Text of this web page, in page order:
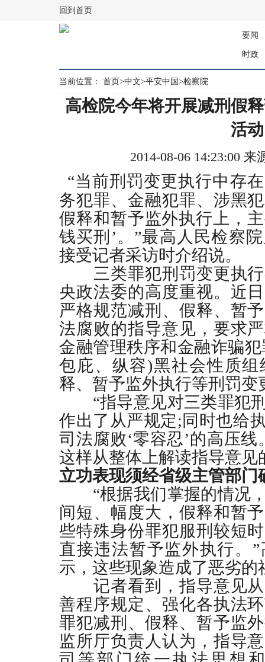
回到首页
要闻
时政
当前位置： 首页>中文>平安中国 >检察院
高检院今年将开展减刑假
活动
2014-08-06 14:23:00
“当前刑罚变更执行中存
务犯罪、金融犯罪、涉黑
假释和暂予监外执行上，
钱买刑 ’。”最高人民检察
接受记者采访时介绍说。
三类罪犯刑罚变更执行
央政法委的高度重视。近
严格规范减刑、假释、暂
法腐败的指导意见，要求
金融管理秩序和金融诈骗
包庇、纵容)黑社会性质
释、暂予监外执行等刑罚
“指导意见对三类罪犯刑
作出了从严规定;同时也给
司法腐败‘零容忍’的高压线
这样从整体上解读指导意见
立功表现须经省级主管部
“根据我们掌握的情况，
间短、幅度大，假释和暂
些特殊身份罪犯服刑较短
直接违法暂予监外执行。
示，这些现象造成了恶劣
记者看到，指导意见从
善程序规定、强化各执法
罪犯减刑、假释、暂予监
监所厅负责人认为，指导